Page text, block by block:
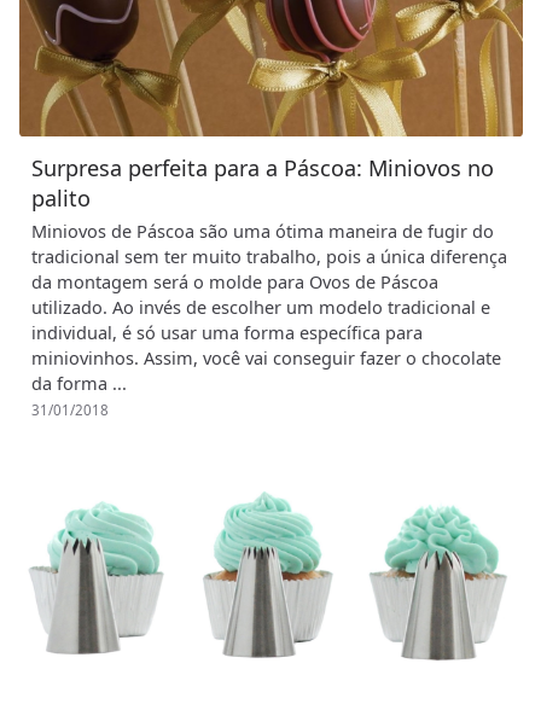
Surpresa perfeita para a Páscoa: Miniovos no
palito
Miniovos de Páscoa são uma ótima maneira de fugir do
tradicional sem ter muito trabalho, pois a única diferença
da montagem será o molde para Ovos de Páscoa
utilizado. Ao invés de escolher um modelo tradicional e
individual, é só usar uma forma específica para
miniovinhos. Assim, você vai conseguir fazer o chocolate
da forma ...
31/01/2018